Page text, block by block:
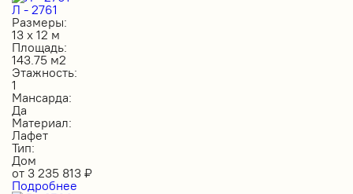
Л - 2761
Размеры:
13 х 12 м
Площадь:
143.75 м2
Этажность:
1
Мансарда:
Да
Материал:
Лафет
Тип:
Дом
от 3 235 813 ₽
Подробнее